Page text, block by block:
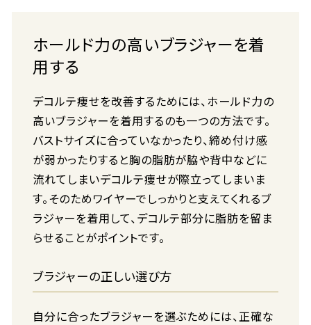
ホールド力の高いブラジャーを着
用する
デコルテ痩せを改善するためには、ホールド力の
高いブラジャーを着用するのも一つの方法です。
バストサイズに合っていなかったり、締め付け感
が弱かったりすると胸の脂肪が脇や背中などに
流れてしまいデコルテ痩せが際立ってしまいま
す。そのためワイヤーでしっかりと支えてくれるブ
ラジャーを着用して、デコルテ部分に脂肪を留ま
らせることがポイントです。
ブラジャーの正しい選び方
自分に合ったブラジャーを選ぶためには、正確な